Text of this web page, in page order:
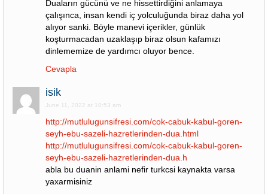
Duaların gücünü ve ne hissettirdiğini anlamaya
çalışınca, insan kendi iç yolculuğunda biraz daha yol
alıyor sanki. Böyle manevi içerikler, günlük
koşturmacadan uzaklaşıp biraz olsun kafamızı
dinlememize de yardımcı oluyor bence.
Cevapla
isik
June 11, 2022 at 10:53 am
http://mutlulugunsifresi.com/cok-cabuk-kabul-goren-
seyh-ebu-sazeli-hazretlerinden-dua.html
http://mutlulugunsifresi.com/cok-cabuk-kabul-goren-
seyh-ebu-sazeli-hazretlerinden-dua.h
abla bu duanin anlami nefir turkcsi kaynakta varsa
yaxarmisiniz